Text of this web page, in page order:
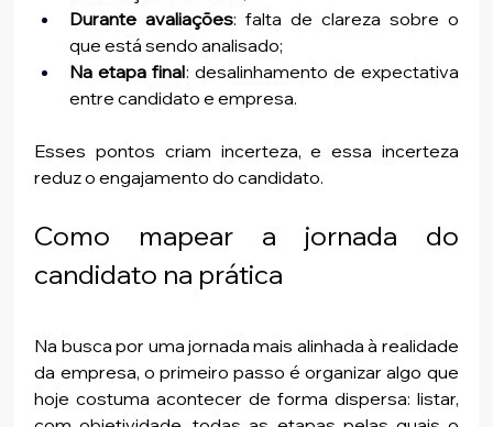
Durante avaliações: falta de clareza sobre o
que está sendo analisado;
Na etapa final: desalinhamento de expectativa
entre candidato e empresa.
Esses pontos criam incerteza, e essa incerteza
reduz o engajamento do candidato.
Como mapear a jornada do
candidato na prática
Na busca por uma jornada mais alinhada à realidade
da empresa, o primeiro passo é organizar algo que
hoje costuma acontecer de forma dispersa: listar,